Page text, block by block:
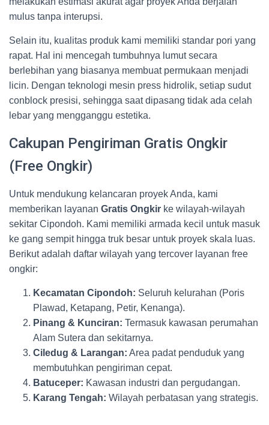
mulus tanpa interupsi.
Selain itu, kualitas produk kami memiliki standar pori yang
rapat. Hal ini mencegah tumbuhnya lumut secara
berlebihan yang biasanya membuat permukaan menjadi
licin. Dengan teknologi mesin press hidrolik, setiap sudut
conblock presisi, sehingga saat dipasang tidak ada celah
lebar yang mengganggu estetika.
Cakupan Pengiriman Gratis Ongkir
(Free Ongkir)
Untuk mendukung kelancaran proyek Anda, kami
memberikan layanan Gratis Ongkir ke wilayah-wilayah
sekitar Cipondoh. Kami memiliki armada kecil untuk masuk
ke gang sempit hingga truk besar untuk proyek skala luas.
Berikut adalah daftar wilayah yang tercover layanan free
ongkir:
Kecamatan Cipondoh: Seluruh kelurahan (Poris
Plawad, Ketapang, Petir, Kenanga).
Pinang & Kunciran: Termasuk kawasan perumahan
Alam Sutera dan sekitarnya.
Ciledug & Larangan: Area padat penduduk yang
membutuhkan pengiriman cepat.
Batuceper: Kawasan industri dan pergudangan.
Karang Tengah: Wilayah perbatasan yang strategis.